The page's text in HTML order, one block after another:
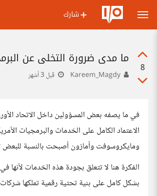
شارك
8
ما مدى ضرورة التخلي عن
قبل 3 أشهر
في ما يصفه بعض المسؤولين داخل الاتحاد
الاعتماد الكامل على الخدمات والبرمجيات
ومايكروسوفت وأمازون أصبحت بالنسبة
الفكرة هنا لا تتعلق بجودة هذه الخدمات لأنها
بشكل كامل على بنية تحتية رقمية تملكها